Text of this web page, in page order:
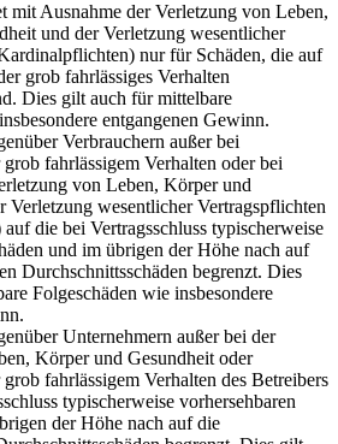
mit Ausnahme der Verletzung von Leben,
und der Verletzung wesentlicher
nur für Schäden, die auf
grob fahrlässiges Verhalten
Dies gilt auch für mittelbare
entgangenen Gewinn.
Verbrauchern außer bei
fahrlässigem Verhalten oder bei
von Leben, Körper und
Verletzung wesentlicher Vertragspflichten
die bei Vertragsschluss typischerweise
und im übrigen der Höhe nach auf
Durchschnittsschäden begrenzt. Dies
Folgeschäden wie insbesondere
Unternehmern außer bei der
Körper und Gesundheit oder
fahrlässigem Verhalten des Betreibers
typischerweise vorhersehbaren
der Höhe nach auf die